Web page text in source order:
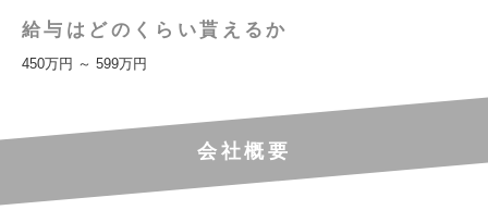
給与はどのくらい貰えるか
450万円 ～ 599万円
会社概要